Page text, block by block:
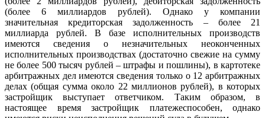
(более 6 миллиардов рублей). Однако у компании
значительная кредиторская задолженность – более 21
миллиарда рублей. В базе исполнительных производств
имеются сведения о незначительных неоконченных
исполнительных производствах (достаточно свежие на сумму
не более 500 тысяч рублей – штрафы и пошлины), в картотеке
арбитражных дел имеются сведения только о 12 арбитражных
делах (общая сумма около 22 миллионов рублей), в которых
застройщик выступает ответчиком. Таким образом, в
настоящее время застройщик платежеспособен, однако